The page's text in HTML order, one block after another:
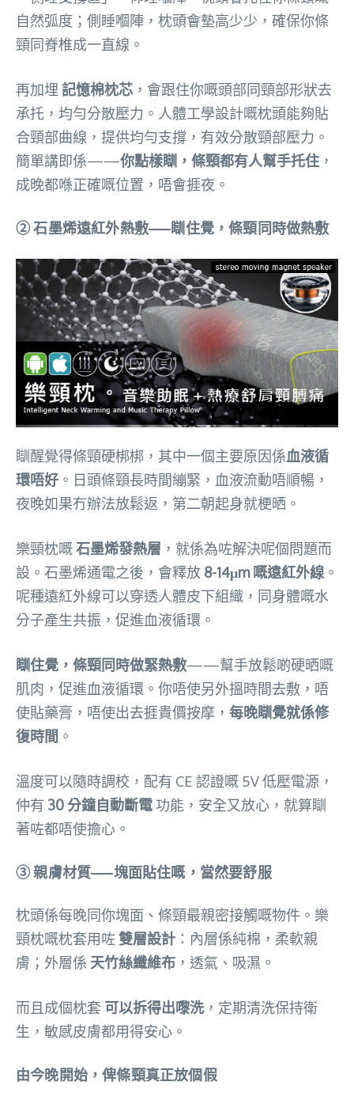
自然弧度；側睡嗰陣，枕頭會墊高少少，確保你條
頸同脊椎成一直線。
再加埋 記憶棉枕芯 ，會跟住你嘅頭部同頸部形狀去
承托，均勻分散壓力。人體工學設計嘅枕頭能夠貼
合頸部曲線，提供均勻支撐，有效分散頸部壓力。
簡單講即係——你點樣瞓，條頸都有人幫手托住 ，
成晚都喺正確嘅位置，唔會捱夜。
② 石墨烯遠紅外熱敷——瞓住覺，條頸同時做熱敷
瞓醒覺得條頸硬梆梆，其中一個主要原因係血液循
環唔好 。日頭條頸長時間繃緊，血液流動唔順暢，
夜晚如果冇辦法放鬆返，第二朝起身就梗晒。
樂頸枕嘅石墨烯發熱層 ，就係為咗解決呢個問題而
設。石墨烯通電之後，會釋放 8-14μm 嘅遠紅外線 。
呢種遠紅外線可以穿透人體皮下組織，同身體嘅水
分子產生共振，促進血液循環。
瞓住覺，條頸同時做緊熱敷——幫手放鬆啲硬晒嘅
肌肉，促進血液循環。你唔使另外搵時間去敷，唔
使貼藥膏，唔使出去捱貴價按摩， 每晚瞓覺就係修
復時間 。
溫度可以隨時調校，配有 CE 認證嘅 5V 低壓電源，
仲有 30 分鐘自動斷電 功能，安全又放心，就算瞓
著咗都唔使擔心。
③ 親膚材質——塊面貼住嘅，當然要舒服
枕頭係每晚同你塊面、條頸最親密接觸嘅物件。樂
頸枕嘅枕套用咗 雙層設計 ：內層係純棉，柔軟親
膚；外層係 天竹絲纖維布 ，透氣、吸濕。
而且成個枕套 可以拆得出嚟洗，定期清洗保持衛
生，敏感皮膚都用得安心。
由今晚開始，俾條頸真正放個假